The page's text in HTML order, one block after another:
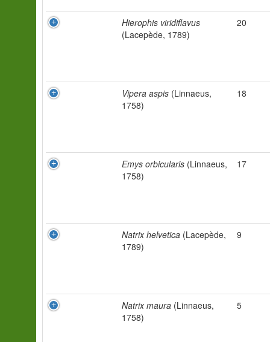
Hierophis viridiflavus
(Lacepède, 1789)
20
Vipera aspis (Linnaeus,
1758)
18
Emys orbicularis (Linnaeus,
1758)
17
Natrix helvetica (Lacepède,
1789)
9
Natrix maura (Linnaeus,
1758)
5